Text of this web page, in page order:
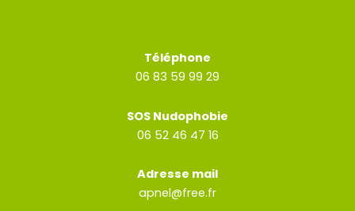
Téléphone
06 83 59 99 29
SOS Nudophobie
06 52 46 47 16
Adresse mail
apnel@free.fr